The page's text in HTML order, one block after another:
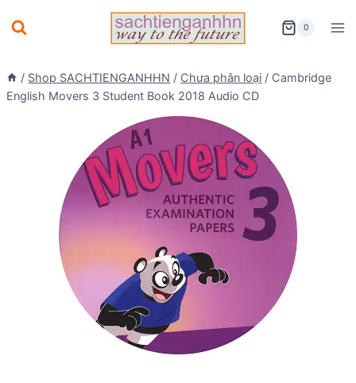
to
0
/ Shop SACHTIENGANHHN / Chưa phân loại / Cambridge
English Movers 3 Student Book 2018 Audio CD